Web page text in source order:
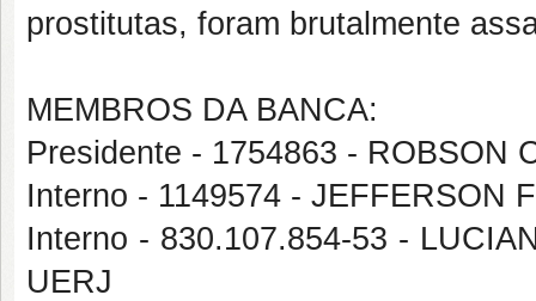
prostitutas, foram brutalmente
MEMBROS DA BANCA:
Presidente - 1754863 - ROBSON
Interno - 1149574 - JEFFERSON
Interno - 830.107.854-53 -
UERJ